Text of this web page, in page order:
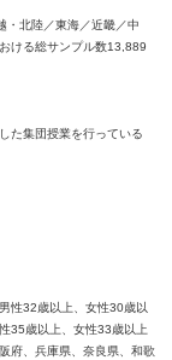
・北陸／東海／近畿／中
ける総サンプル数13,889
た集団授業を行っている
性32歳以上、女性30歳以
35歳以上、女性33歳以上
府、兵庫県、奈良県、和歌